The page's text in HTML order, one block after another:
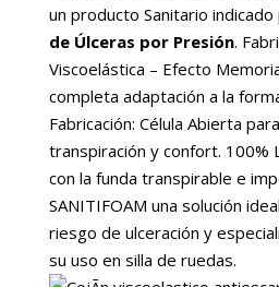
un producto Sanitario indicado
de Úlceras por Presión.
Viscoelástica – Efecto
completa adaptación a la
Fabricación: Célula Abierta
transpiración y confort. 100%
con la funda transpirable e
SANITIFOAM una solución
riesgo de ulceración y
su uso en silla de ruedas.